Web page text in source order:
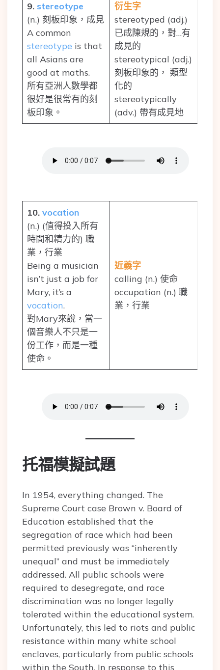
9. stereotype
(n.) 刻板印象，成見
A common
stereotype is that
all Asians are
good at maths.
所有亞洲人數學都
很好是很常有的刻
板印象。
衍生字
stereotyped (adj.)
已成陳規的，對…有
成見的
stereotypical (adj.)
刻板印象的， 類型
化的
stereotypically
(adv.) 帶有成見地
10. vocation
(n.) (值得投入所有
時間和精力的) 職
業，行業
Being a musician
isn’t just a job for
Mary, it’s a
vocation.
對Mary來說，當一
個音樂人不只是一
份工作，而是一種
使命。
近義字
calling (n.) 使命
occupation (n.) 職
業，行業
托福模擬試題
In 1954, everything changed. The
Supreme Court case Brown v. Board of
Education established that the
segregation of race which had been
permitted previously was “inherently
unequal” and must be immediately
addressed. All public schools were
required to desegregate, and race
discrimination was no longer legally
tolerated within the educational system.
Unfortunately, this led to riots and public
resistance within many white school
enclaves, particularly from public schools
within the South. In response to this